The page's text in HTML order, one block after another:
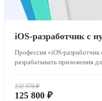
iOS-разработчик с
Профессия «iOS-разработчик
разрабатывать приложения
232 970 ₽
125 800 ₽